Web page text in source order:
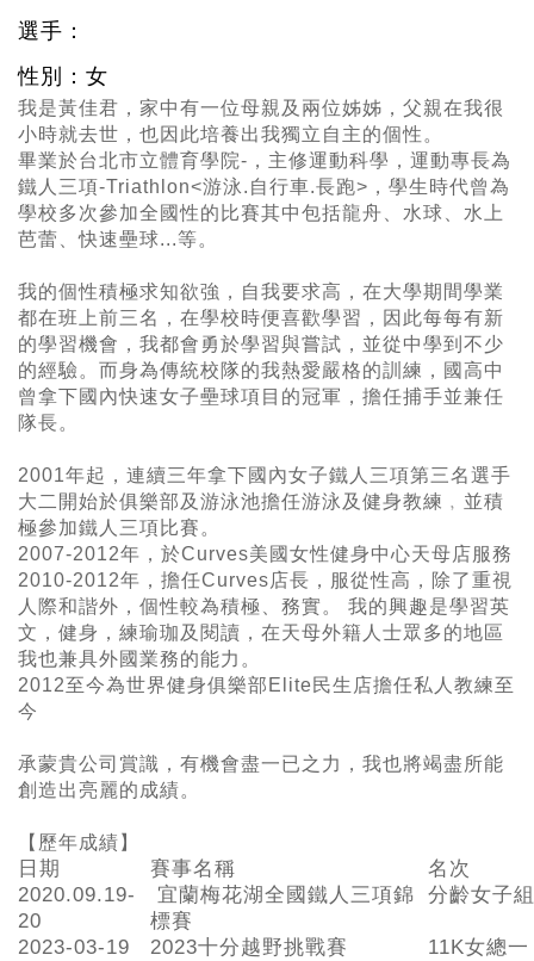
選手：
性別：女
我是黃佳君，家中有一位母親及兩位姊姊，父親在我很
小時就去世，也因此培養出我獨立自主的個性。
畢業於台北市立體育學院- ，主修運動科學 ，運動專長為
鐵人三項-Triathlon<游泳.自行車.長跑>，學生時代曾為
學校多次參加全國性的比賽其中包括龍舟、水球、水上
芭蕾、快速壘球...等。
我的個性積極求知欲強，自我要求高，在大學期間學業
都在班上前三名，在學校時便喜歡學習，因此每每有新
的學習機會，我都會勇於學習與嘗試，並從中學到不少
的經驗。而身為傳統校隊的我熱愛嚴格的訓練，國高中
曾拿下國內快速女子壘球項目的冠軍，擔任捕手並兼任
隊長。
2001年起，連續三年拿下國內女子鐵人三項第三名選手
大二開始於俱樂部及游泳池擔任游泳及健身教練﹐並積
極參加鐵人三項比賽。
2007-2012年，於Curves美國女性健身中心天母店服務
2010-2012年，擔任Curves店長，服從性高，除了重視
人際和諧外，個性較為積極、務實。 我的興趣是學習英
文，健身，練瑜珈及閱讀，在天母外籍人士眾多的地區
我也兼具外國業務的能力。
2012至今為世界健身俱樂部Elite民生店擔任私人教練至
今
承蒙貴公司賞識，有機會盡一已之力，我也將竭盡所能
創造出亮麗的成績。
【歷年成績】
日期 賽事名稱
名次
2020.09.19-
20
宜蘭梅花湖全國鐵人三項錦
標賽
分齡女子
2023-03-19 2023十分越野挑戰賽 11K女總一